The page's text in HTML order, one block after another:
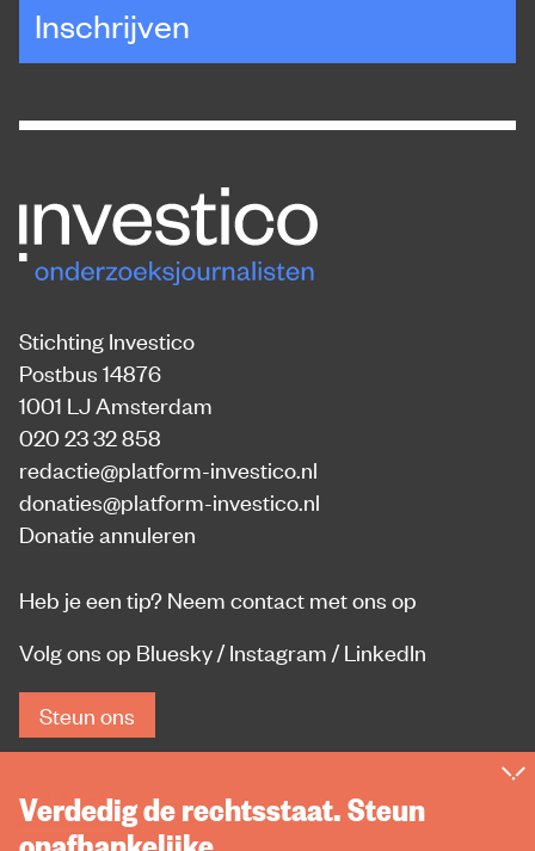
Inschrijven
Stichting Investico
Postbus 14876
1001 LJ Amsterdam
020 23 32 858
redactie@platform-investico.nl
donaties@platform-investico.nl
Donatie annuleren
Heb je een tip? Neem contact met ons op
Volg ons op Bluesky/ Instagram / LinkedIn
Steun ons
Verdedig de rechtsstaat. Steun